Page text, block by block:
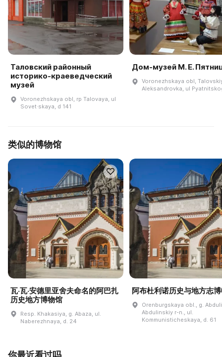
Таловский районный
историко-краеведческий
музей
Voronezhskaya obl, rp Talovaya, ul
Sovet·skaya, d 141
Дом-музей М. Е.
Voronezhskaya obl,
Aleksandrovka, ul
类似的博物馆
瓦·瓦·安德里亚舍夫命名的阿巴扎
历史地方博物馆
Resp. Khakasiya, g. Abaza, ul.
Naberezhnaya, d. 24
阿布杜利诺历史与地方志
Orenburgskaya obl., g.
Abdulinskiy r-n., ul.
Kommunisticheskaya, d. 61
你最近看过吗